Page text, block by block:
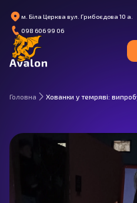
м. Біла Церква вул. Грибоєдова 10 а.
098 606 99 06
Головна Хованки у темряві: